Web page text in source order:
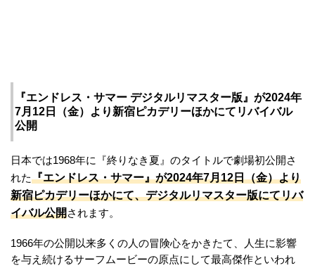
『エンドレス・サマー デジタルリマスター版』が2024年
7月12日（金）より新宿ピカデリーほかにてリバイバル
公開
日本では1968年に『終りなき夏』のタイトルで劇場初公開さ
れた『エンドレス・サマー』が2024年7月12日（金）より
新宿ピカデリーほかにて、デジタルリマスター版にてリバ
イバル公開されます。
1966年の公開以来多くの人の冒険心をかきたて、人生に影響
を与え続けるサーフムービーの原点にして最高傑作といわれ